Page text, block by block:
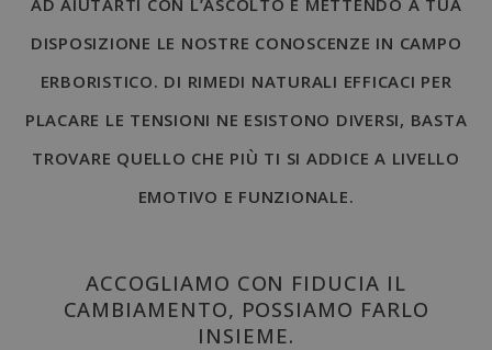
AD AIUTARTI CON L’ASCOLTO E METTENDO A TUA
DISPOSIZIONE LE NOSTRE CONOSCENZE IN CAMPO
ERBORISTICO. DI RIMEDI NATURALI EFFICACI PER
PLACARE LE TENSIONI NE ESISTONO DIVERSI, BASTA
TROVARE QUELLO CHE PIÙ TI SI ADDICE A LIVELLO
EMOTIVO E FUNZIONALE.
ACCOGLIAMO CON FIDUCIA IL
CAMBIAMENTO, POSSIAMO FARLO
INSIEME.